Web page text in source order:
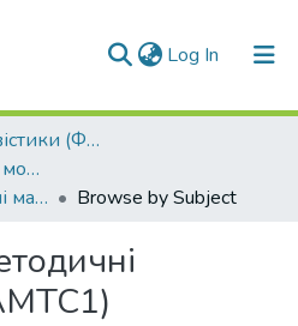
Log In (current)
Факультет лінгвістики (ФЛ)
Кафедра англійської мови технічного спрямування №1 (КАМТС1)
Навчально-методичні матеріали (КАМТС1)
Browse by Subject